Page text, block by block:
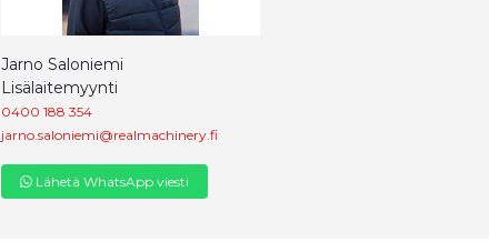
Jarno Saloniemi
Lisälaitemyynti
0400 188 354
jarno.saloniemi@realmachinery.fi
Lähetä WhatsApp viesti